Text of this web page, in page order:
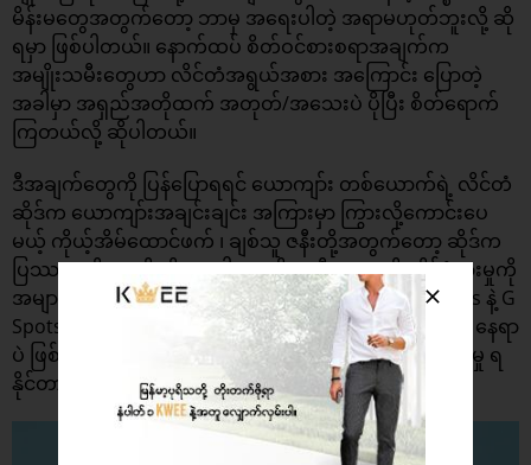
မိန်းမတွေအတွက်တော့ ဘာမှ အရေးပါတဲ့ အရာမဟုတ်ဘူးလို့ ဆို
ရမှာ ဖြစ်ပါတယ်။ နောက်ထပ် စိတ်ဝင်စားစရာအချက်က
အမျိုးသမီးတွေဟာ လိင်တံအရွယ်အစား အကြောင်း ပြောတဲ့
အခါမှာ အရှည်အတိုထက် အတုတ်/အသေးပဲ ပိုပြီး စိတ်ရောက်
ကြတယ်လို့ ဆိုပါတယ်။
ဒီအချက်တွေကို ပြန်ပြောရရင် ယောကျာ်း တစ်ယောက်ရဲ့ လိင်တံ
ဆိုဒ်က ယောကျာ်းအချင်းချင်း အကြားမှာ ကြွားလို့ကောင်းပေ
မယ့် ကိုယ့်အိမ်ထောင်ဖက် ၊ ချစ်သူ ဇနီးတို့အတွက်တော့ ဆိုဒ်က
ပြဿနာမရှိဘူးလို့ ဆိုရမှာပါ။ အမျိုးသမီးတွေအဖို့ လိင်ခံစားမှုကို
အများဆုံး လှုံ့ဆော်နိုင်တဲ့ နေရာက မလိင်အင်္ဂါအစေ့ Clitoris နဲ့ G
Spots လို့ ခေါ်ကြတဲ့ ယောနိအတွင်း သုံးပုံတစ်ပုံလောက်က နေရာ
ပဲ ဖြစ်ပြီး ဒီနေရာတွေကို ကျားအင်္ဂါက နှိုးဆွနိုင်ရင် သာယာမှု ရ
နိုင်တာပါပဲ။